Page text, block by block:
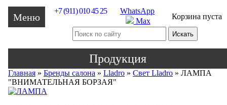
Меню
WhatsApp
Max
Корзина пуста
+7 (911) 010 45 25
Продукция
Главная » Бренды салона » Lladro » Свет Lladro » ЛАМПА
"ВНИМАТЕЛЬНАЯ БОРЗАЯ"